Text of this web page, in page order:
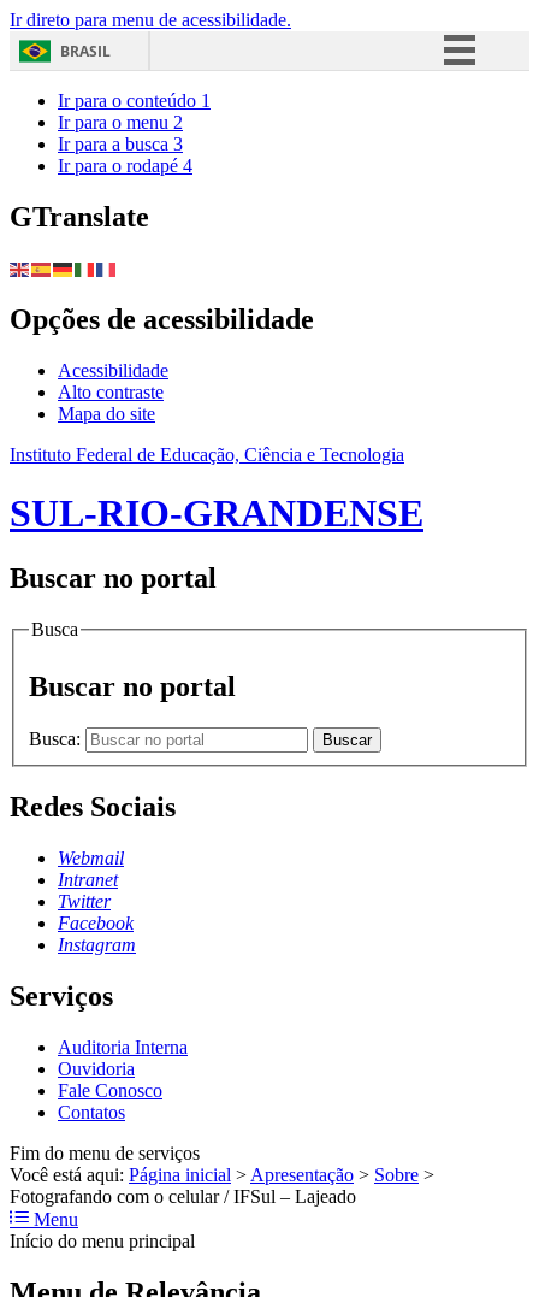
Ir direto para menu de acessibilidade.
BRASIL
Ir para o conteúdo 1
Ir para o menu 2
Ir para a busca 3
Ir para o rodapé 4
GTranslate
Opções de acessibilidade
Acessibilidade
Alto contraste
Mapa do site
Instituto Federal de Educação, Ciência e Tecnologia
SUL-RIO-GRANDENSE
Buscar no portal
Busca
Buscar no portal
Busca: Buscar
Redes Sociais
Webmail
Intranet
Twitter
Facebook
Instagram
Serviços
Auditoria Interna
Ouvidoria
Fale Conosco
Contatos
Fim do menu de serviços
Você está aqui: Página inicial > Apresentação > Sobre >
Fotografando com o celular / IFSul – Lajeado
Menu
Início do menu principal